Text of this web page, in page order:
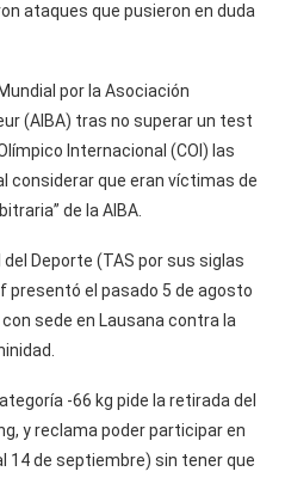
ataques que pusieron en duda
por la Asociación
(AIBA) tras no superar un test
Internacional (COI) las
considerar que eran víctimas de
de la AIBA.
Deporte (TAS por sus siglas
presentó el pasado 5 de agosto
sede en Lausana contra la
-66 kg pide la retirada del
y reclama poder participar en
14 de septiembre) sin tener que